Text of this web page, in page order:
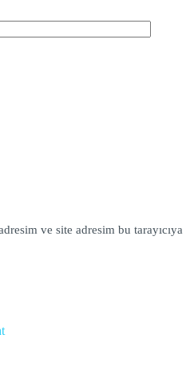
ve site adresim bu tarayıcıya